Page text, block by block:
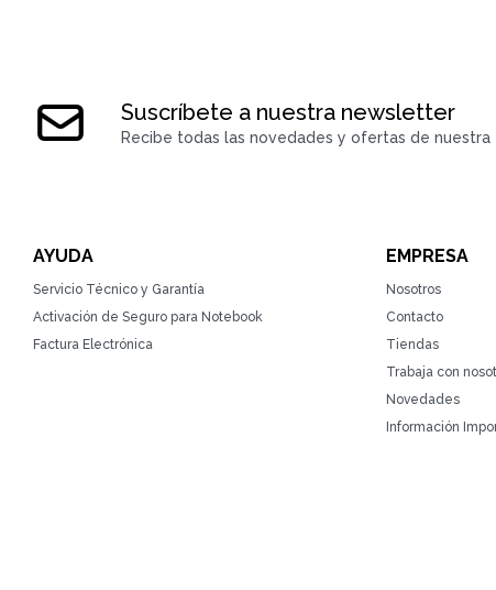
Suscríbete a nuestra newsletter
Recibe todas las novedades y ofertas de nuestra
AYUDA
Servicio Técnico y Garantía
Activación de Seguro para Notebook
Factura Electrónica
EMPRESA
Nosotros
Contacto
Tiendas
Trabaja con
Novedades
Información